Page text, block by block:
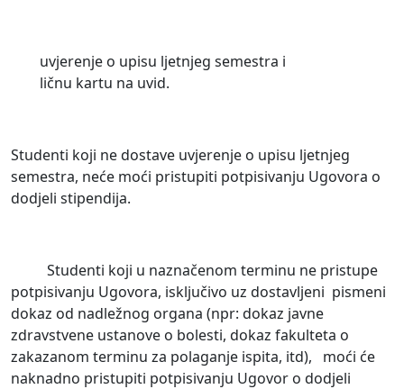
uvjerenje o upisu ljetnjeg semestra i
ličnu kartu na uvid.
Studenti koji ne dostave uvjerenje o upisu ljetnjeg
semestra, neće moći pristupiti potpisivanju Ugovora o
dodjeli stipendija.
Studenti koji u naznačenom terminu ne pristupe
potpisivanju Ugovora, isključivo uz dostavljeni pismeni
dokaz od nadležnog organa (npr: dokaz javne
zdravstvene ustanove o bolesti, dokaz fakulteta o
zakazanom terminu za polaganje ispita, itd), moći će
naknadno pristupiti potpisivanju Ugovor o dodjeli